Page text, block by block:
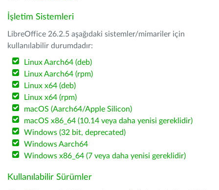
İşletim Sistemleri
LibreOffice 26.2.5 aşağıdaki sistemler/mimariler için
kullanılabilir durumdadır:
Linux Aarch64 (deb)
Linux Aarch64 (rpm)
Linux x64 (deb)
Linux x64 (rpm)
macOS (Aarch64/Apple Silicon)
macOS x86_64 (10.14 veya daha yenisi gereklidir)
Windows (32 bit, deprecated)
Windows Aarch64
Windows x86_64 (7 veya daha yenisi gereklidir)
Kullanılabilir Sürümler